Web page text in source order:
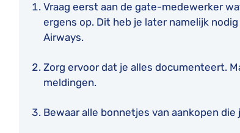
Vraag eerst aan de gate-medewerker
ergens op. Dit heb je later namelijk
Airways.
Zorg ervoor dat je alles documenteert.
meldingen.
Bewaar alle bonnetjes van aankopen